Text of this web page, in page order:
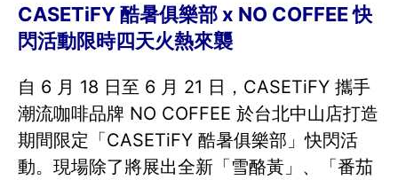
CASETiFY 酷暑俱樂部 x NO COFFEE 快
閃活動限時四天火熱來襲
自 6 月 18 日至 6 月 21 日，CASETiFY 攜手
潮流咖啡品牌 NO COFFEE 於台北中山店打造
期間限定「CASETiFY 酷暑俱樂部」快閃活
動。現場除了將展出全新「雪酪黃」、「番茄